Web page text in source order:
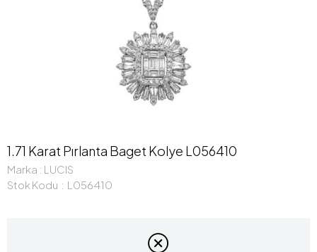
1.71 Karat Pırlanta Baget Kolye L056410
Marka : LUCIS
Stok Kodu
L056410